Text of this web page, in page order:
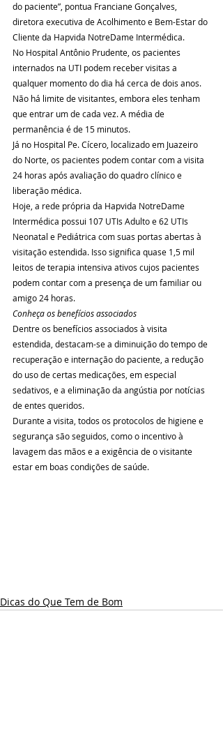
do paciente”, pontua Franciane Gonçalves,
diretora executiva de Acolhimento e Bem-Estar do
Cliente da Hapvida NotreDame Intermédica.
No Hospital Antônio Prudente, os pacientes
internados na UTI podem receber visitas a
qualquer momento do dia há cerca de dois anos.
Não há limite de visitantes, embora eles tenham
que entrar um de cada vez. A média de
permanência é de 15 minutos.
Já no Hospital Pe. Cícero, localizado em Juazeiro
do Norte, os pacientes podem contar com a visita
24 horas após avaliação do quadro clínico e
liberação médica.
Hoje, a rede própria da Hapvida NotreDame
Intermédica possui 107 UTIs Adulto e 62 UTIs
Neonatal e Pediátrica com suas portas abertas à
visitação estendida. Isso significa quase 1,5 mil
leitos de terapia intensiva ativos cujos pacientes
podem contar com a presença de um familiar ou
amigo 24 horas.
Conheça os benefícios associados
Dentre os benefícios associados à visita
estendida, destacam-se a diminuição do tempo de
recuperação e internação do paciente, a redução
do uso de certas medicações, em especial
sedativos, e a eliminação da angústia por notícias
de entes queridos.
Durante a visita, todos os protocolos de higiene e
segurança são seguidos, como o incentivo à
lavagem das mãos e a exigência de o visitante
estar em boas condições de saúde.
Dicas do Que Tem de Bom